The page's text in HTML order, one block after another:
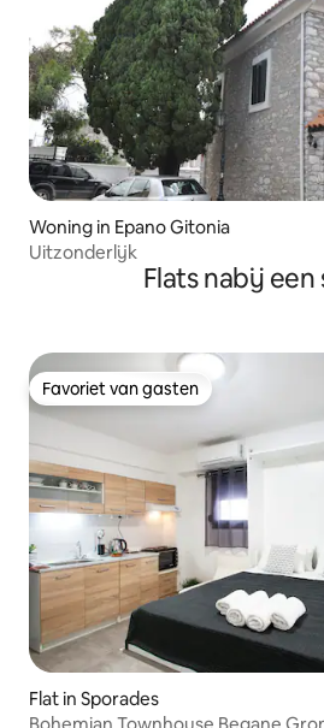
Woning in Epano Gitonia
Uitzonderlijk
Flats nabij een
Favoriet van gasten
Favoriet van gasten
Flat in Sporades